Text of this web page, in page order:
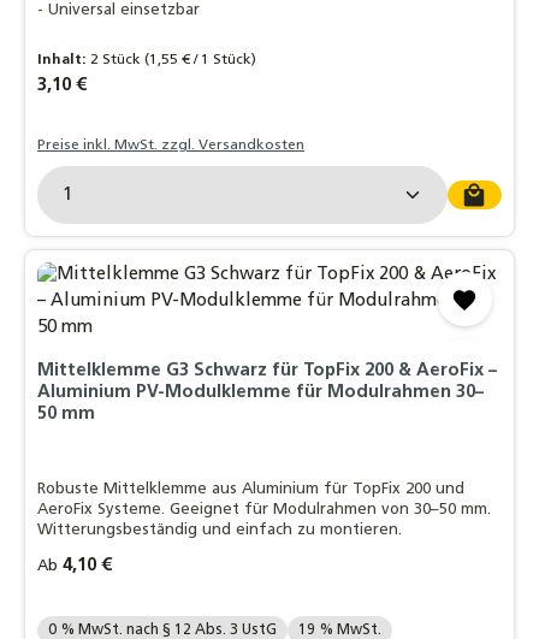
- Universal einsetzbar
Inhalt:2 Stück(1,55 € / 1 Stück)
Regulärer Preis:
3,10 €
Preise inkl. MwSt. zzgl. Versandkosten
Produkt Anzahl: Gib den gewünschten Wert
Mittelklemme G3 Schwarz für TopFix 200 & AeroFix –
Aluminium PV-Modulklemme für Modulrahmen 30–
50 mm
Robuste Mittelklemme aus Aluminium für TopFix 200 und
AeroFix Systeme. Geeignet für Modulrahmen von 30–50 mm.
Witterungsbeständig und einfach zu montieren.
Regulärer Preis:
Ab 4,10 €
Ihre MwSt. Auswahl::
0 % MwSt. nach § 12 Abs. 3 UstG 19 % MwSt.